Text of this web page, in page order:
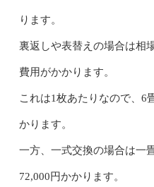
ります。
裏返しや表替えの場合は相
費用がかかります。
これは1枚あたりなので、6
かります。
一方、一式交換の場合は一
72,000円かかります。